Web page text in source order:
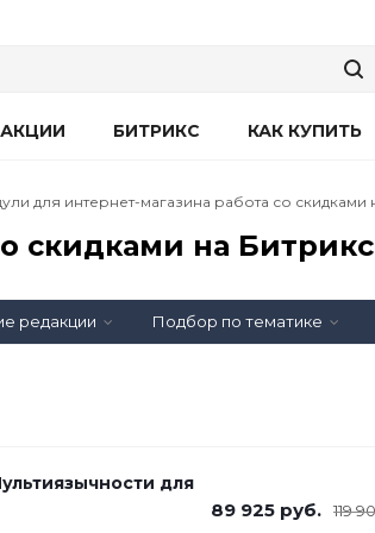
АКЦИИ БИТРИКС КАК КУПИТЬ
для интернет-магазина работа со скидками
скидками на Битрикс
редакции Подбор по тематике
для
89 925 руб. 119